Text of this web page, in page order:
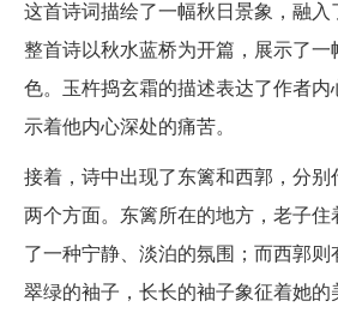
这首诗词描绘了一幅秋日景象，融入
整首诗以秋水蓝桥为开篇，展示了
色。玉杵捣玄霜的描述表达了作者
示着他内心深处的痛苦。
接着，诗中出现了东篱和西郭，分
两个方面。东篱所在的地方，老子
了一种宁静、淡泊的氛围；而西郭
翠绿的袖子，长长的袖子象征着她的